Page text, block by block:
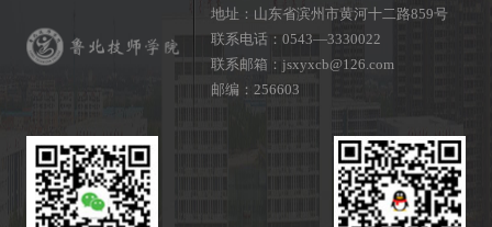
地址：山东省滨州市黄河十二路859号
联系电话：0543—3330022
联系邮箱：jsxyxcb@126.com
邮编：256603